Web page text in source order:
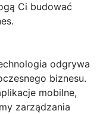
Ci budować
odgrywa
biznesu.
mobilne,
zarządzania